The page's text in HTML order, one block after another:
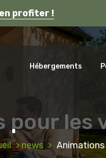
profiter !
Auvergne.
Hébergements
les
news Animations